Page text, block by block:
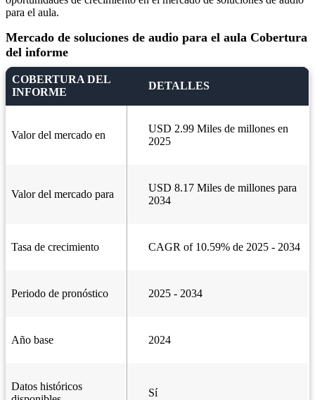
para el aula.
Mercado de soluciones de audio para el aula Cobertura
del informe
COBERTURA DEL
INFORME
DETALLES
Valor del mercado en
USD 2.99 Miles de millones en
2025
Valor del mercado para
USD 8.17 Miles de millones para
2034
Tasa de crecimiento CAGR of 10.59% de 2025 - 2034
Periodo de pronóstico 2025 - 2034
Año base 2024
Datos históricos
Sí